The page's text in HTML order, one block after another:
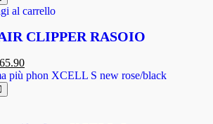
al carrello
CLIPPER RASOIO
65.90